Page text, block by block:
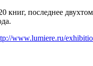
последнее
www.lumiere.ru/